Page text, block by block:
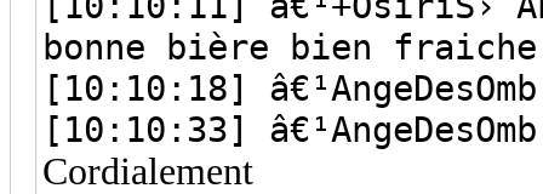
bonne bière bien
[10:10:18]
[10:10:33]
Cordialement